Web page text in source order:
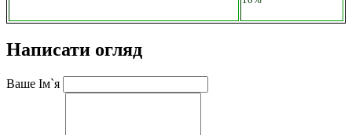
Написати огляд
Ваше Ім`я